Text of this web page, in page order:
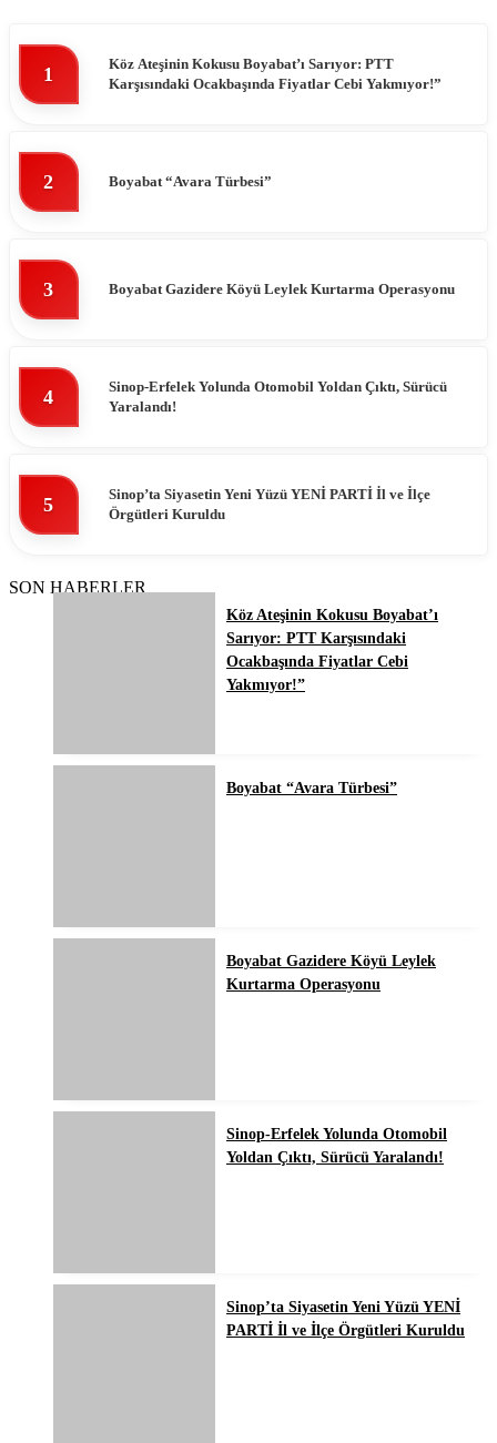
1
Köz Ateşinin Kokusu Boyabat’ı Sarıyor: PTT
Karşısındaki Ocakbaşında Fiyatlar Cebi Yakmıyor!”
2 Boyabat “Avara Türbesi”
3 Boyabat Gazidere Köyü Leylek Kurtarma Operasyonu
4
Sinop-Erfelek Yolunda Otomobil Yoldan Çıktı, Sürücü
Yaralandı!
5
Sinop’ta Siyasetin Yeni Yüzü YENİ PARTİ İl ve İlçe
Örgütleri Kuruldu
SON HABERLER
Köz Ateşinin Kokusu Boyabat’ı
Sarıyor: PTT Karşısındaki
Ocakbaşında Fiyatlar Cebi
Yakmıyor!”
Boyabat “Avara Türbesi”
Boyabat Gazidere Köyü Leylek
Kurtarma Operasyonu
Sinop-Erfelek Yolunda Otomobil
Yoldan Çıktı, Sürücü Yaralandı!
Sinop’ta Siyasetin Yeni Yüzü YENİ
PARTİ İl ve İlçe Örgütleri Kuruldu